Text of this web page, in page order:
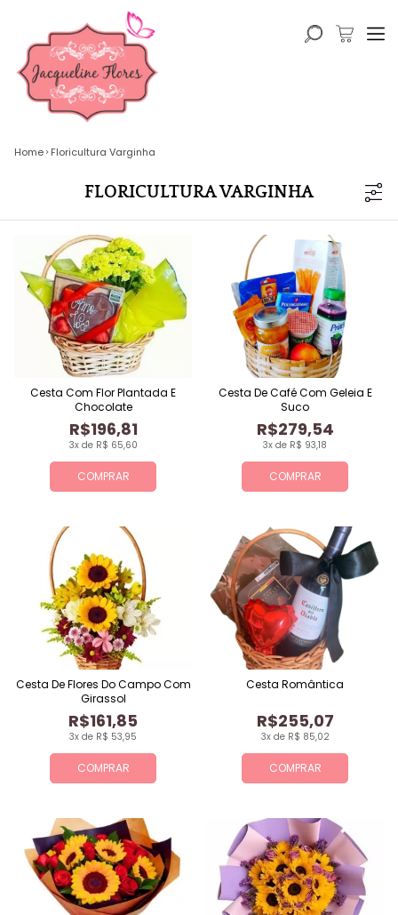
Home Floricultura Varginha
FLORICULTURA VARGINHA
COMPRAR
3x de R$ 65,60
R$196,81
Cesta Com Flor Plantada E
Chocolate
COMPRAR
3x de R$ 93,18
R$279,54
Cesta De Café Com Geleia E
Suco
COMPRAR
3x de R$ 53,95
R$161,85
Cesta De Flores Do Campo Com
Girassol
COMPRAR
3x de R$ 85,02
R$255,07
Cesta Romântica